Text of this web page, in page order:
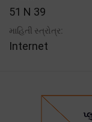
51 N 39
માહિતી સ્ત્રોત્ર:
Internet